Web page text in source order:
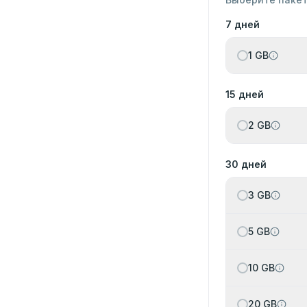
7 дней
1 GB
15 дней
2 GB
30 дней
3 GB
5 GB
10 GB
20 GB